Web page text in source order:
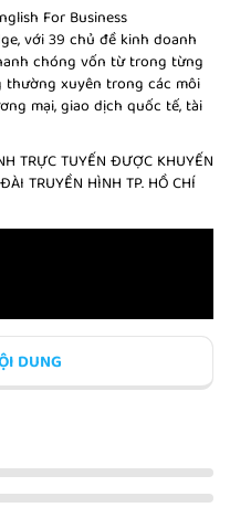
1
For Business
với 39 chủ đề kinh doanh
chóng vốn từ trong từng
thường xuyên trong các môi
mại, giao dịch quốc tế, tài
TRỰC TUYẾN ĐƯỢC KHUYẾN
TRUYỀN HÌNH TP. HỒ CHÍ
DUNG